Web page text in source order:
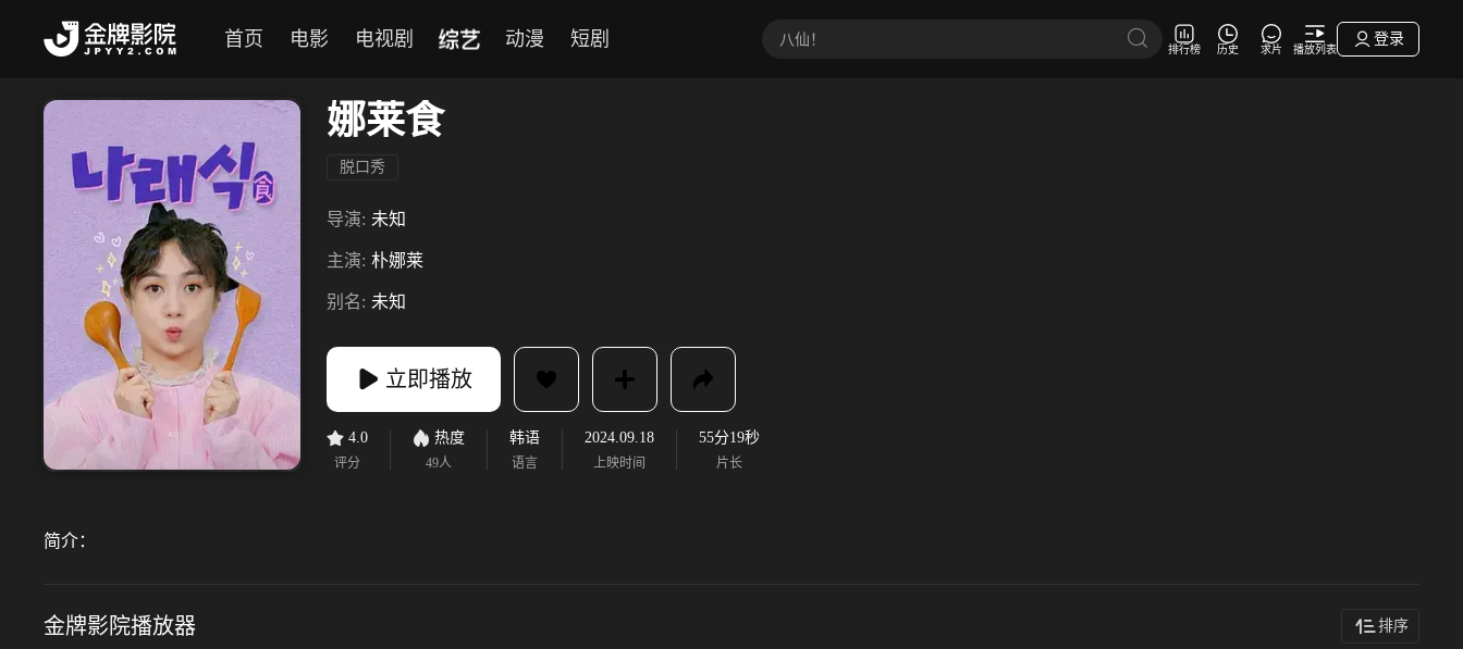
首页 电影 电视剧 综艺 动漫 短剧 排行榜 历史 求片 播放列表
登录
娜莱食
脱口秀
导演: 未知
主演: 朴娜莱
别名: 未知
立即播放
4.0
评分
热度
49人
韩语
语言
2024.09.18
上映时间
55分19秒
片长
简介：
金牌影院播放器 排序